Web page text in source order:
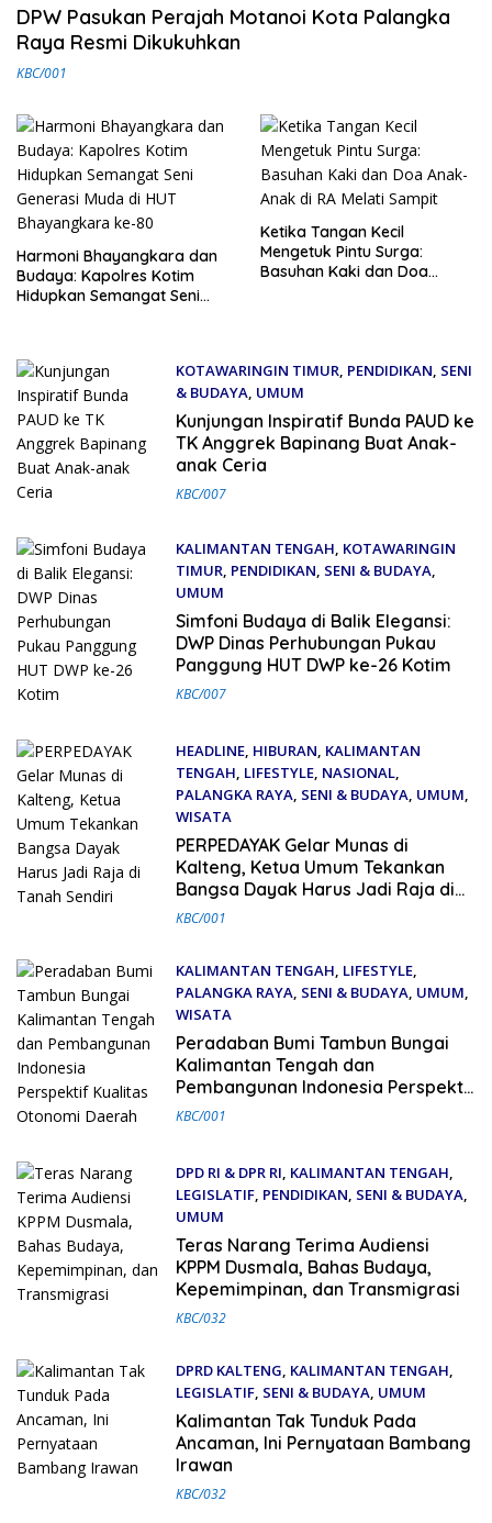
17 Juli 2026
DPW Pasukan Perajah Motanoi Kota Palangka
Raya Resmi Dikukuhkan
KBC/001
Harmoni Bhayangkara dan
Budaya: Kapolres Kotim
Hidupkan Semangat Seni
Ketika Tangan Kecil
Mengetuk Pintu Surga:
Basuhan Kaki dan Doa
KOTAWARINGIN TIMUR, PENDIDIKAN, SENI
& BUDAYA, UMUM
20 Desember 2025
Kunjungan Inspiratif Bunda PAUD ke
TK Anggrek Bapinang Buat Anak-
anak Ceria
KBC/007
KALIMANTAN TENGAH, KOTAWARINGIN
TIMUR, PENDIDIKAN, SENI & BUDAYA,
UMUM
18 Desember 2025
Simfoni Budaya di Balik Elegansi:
DWP Dinas Perhubungan Pukau
Panggung HUT DWP ke-26 Kotim
KBC/007
HEADLINE, HIBURAN, KALIMANTAN
TENGAH, LIFESTYLE, NASIONAL,
PALANGKA RAYA, SENI & BUDAYA, UMUM,
WISATA
16 Desember 2025
PERPEDAYAK Gelar Munas di
Kalteng, Ketua Umum Tekankan
Bangsa Dayak Harus Jadi Raja di
Tanah Sendiri
KBC/001
KALIMANTAN TENGAH, LIFESTYLE,
PALANGKA RAYA, SENI & BUDAYA, UMUM,
WISATA
9 November 2025
Peradaban Bumi Tambun Bungai
Kalimantan Tengah dan
Pembangunan Indonesia Perspektif
Kualitas Otonomi Daerah
KBC/001
DPD RI & DPR RI, KALIMANTAN TENGAH,
LEGISLATIF, PENDIDIKAN, SENI & BUDAYA,
UMUM
25 Juli 2025
Teras Narang Terima Audiensi
KPPM Dusmala, Bahas Budaya,
Kepemimpinan, dan Transmigrasi
KBC/032
DPRD KALTENG, KALIMANTAN TENGAH,
LEGISLATIF, SENI & BUDAYA, UMUM
20 Juli 2025
Kalimantan Tak Tunduk Pada
Ancaman, Ini Pernyataan Bambang
Irawan
KBC/032